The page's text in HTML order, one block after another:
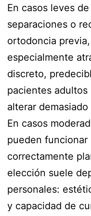
En casos leves
separaciones o
ortodoncia
especialmente
discreto,
pacientes
alterar
En casos
pueden funcionar
correctamente
elección suele
personales:
y capacidad de